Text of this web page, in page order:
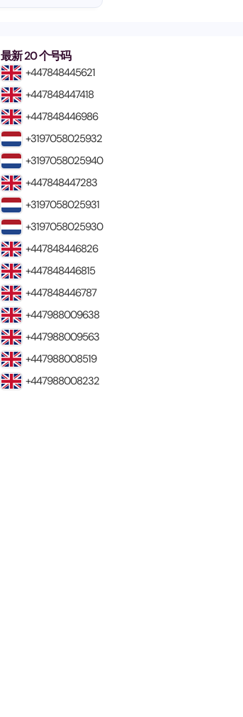
最新 20 个号码
+447848445621
+447848447418
+447848446986
+3197058025932
+3197058025940
+447848447283
+3197058025931
+3197058025930
+447848446826
+447848446815
+447848446787
+447988009638
+447988009563
+447988008519
+447988008232